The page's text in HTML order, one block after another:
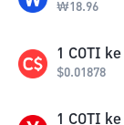
₩18.96
1 COTI ke
$0.01878
1 COTI ke